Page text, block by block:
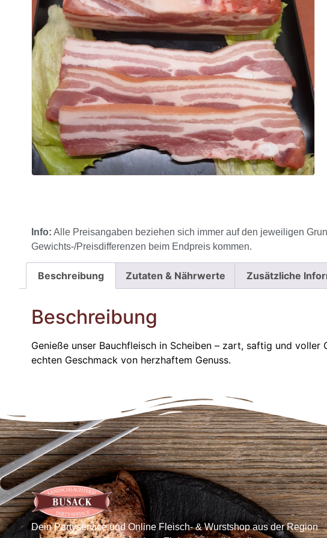
Info: Alle Preisangaben beziehen sich immer auf den jeweiligen
Gewichts-/Preisdifferenzen beim Endpreis kommen.
Beschreibung Zutaten & Nährwerte Zusätzliche
Beschreibung
Genieße unser Bauchfleisch in Scheiben – zart, saftig und
echten Geschmack von herzhaftem Genuss.
Dein Partyservice und Online Fleisch- & Wurstshop aus der Region